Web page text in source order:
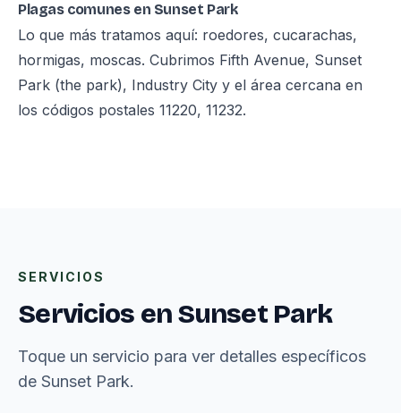
Plagas comunes en Sunset Park
Lo que más tratamos aquí: roedores, cucarachas,
hormigas, moscas. Cubrimos Fifth Avenue, Sunset
Park (the park), Industry City y el área cercana en
los códigos postales 11220, 11232.
SERVICIOS
Servicios en Sunset Park
Toque un servicio para ver detalles específicos
de Sunset Park.